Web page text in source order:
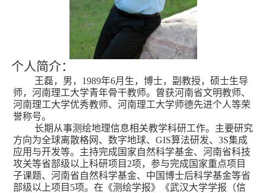
个人简介：
王磊，男， 1989年6月生，博士，副教授，硕士生导
师，河南理工大学青年骨干教师。曾获河南省文明教师、
河南理工大学优秀教师、河南理工大学师德先进个人等荣
誉称号。
长期从事测绘地理信息相关教学科研工作。主要研究
方向为全球离散格网、数字地球、GIS算法研发、3S集成
应用与开发等。主持完成国家自然科学基金、河南省科技
攻关等省部级以上科研项目 2项，参与完成国家重点项目
子课题、河南省自然科学基金、中国博士后科学基金等省
部级以上项目 5项。在《测绘学报》《武汉大学学报（信